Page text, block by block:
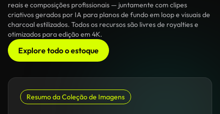
reais e composições profissionais — juntamente com clipes
criativos gerados por IA para planos de fundo em loop e visuais de
charcoal estilizados. Todos os recursos são livres de royalties e
otimizados para edição em 4K.
Explore todo o estoque
Resumo da Coleção de Imagens